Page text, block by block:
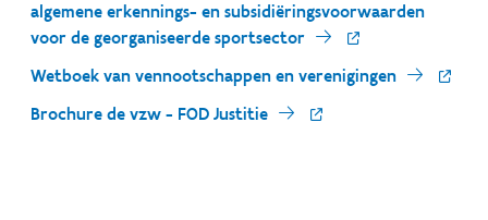
algemene erkennings- en subsidiëringsvoorwaarden
voor de georganiseerde sportsector
Wetboek van vennootschappen en verenigingen
Brochure de vzw - FOD Justitie